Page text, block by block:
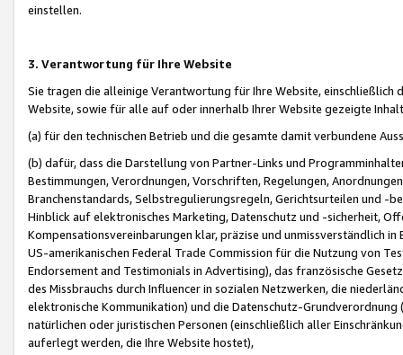
einstellen.
3. Verantwortung für Ihre Website
Sie tragen die alleinige Verantwortung für Ihre Website,
Website, sowie für alle auf oder innerhalb Ihrer Website gezeigte
(a) für den technischen Betrieb und die gesamte damit verbundene
(b) dafür, dass die Darstellung von Partner-Links und
Bestimmungen, Verordnungen, Vorschriften, Regelungen,
Branchenstandards, Selbstregulierungsregeln, Gerichtsurteilen und -
Hinblick auf elektronisches Marketing, Datenschutz und -sicherheit,
Kompensationsvereinbarungen klar, präzise und unmissverständlich
US-amerikanischen Federal Trade Commission für die Nutzung von
Endorsement and Testimonials in Advertising), das französische
des Missbrauchs durch Influencer in sozialen Netzwerken, die
elektronische Kommunikation) und die Datenschutz-
natürlichen oder juristischen Personen (einschließlich aller
auferlegt werden, die Ihre Website hostet),